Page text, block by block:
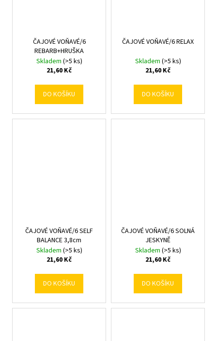
ČAJOVÉ VOŇAVÉ/6
REBARB+HRUŠKA
Skladem (>5 ks)
21,60 Kč
DO KOŠÍKU
ČAJOVÉ VOŇAVÉ/6 RELAX
Skladem (>5 ks)
21,60 Kč
DO KOŠÍKU
ČAJOVÉ VOŇAVÉ/6 SELF
BALANCE 3,8cm
Skladem (>5 ks)
21,60 Kč
DO KOŠÍKU
ČAJOVÉ VOŇAVÉ/6 SOLNÁ
JESKYNĚ
Skladem (>5 ks)
21,60 Kč
DO KOŠÍKU